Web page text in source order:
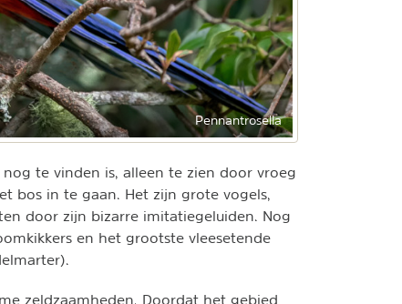
Pennantrosella
nog te vinden is, alleen te zien door vroeg
bos in te gaan. Het zijn grote vogels,
door zijn bizarre imitatiegeluiden. Nog
en het grootste vleesetende
zeldzaamheden. Doordat het gebied